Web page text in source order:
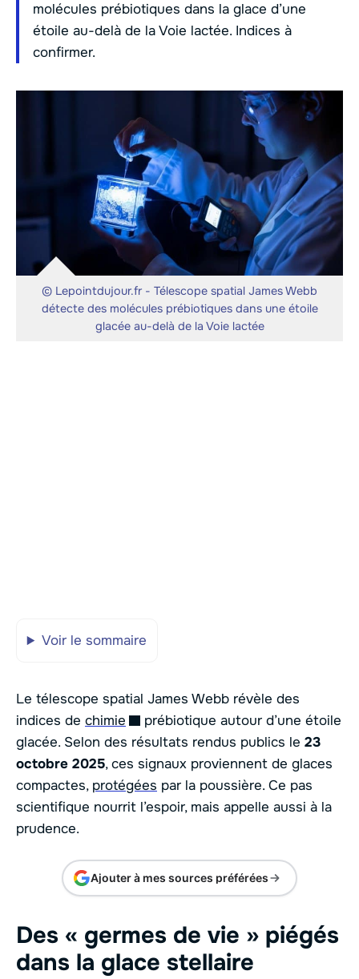
molécules prébiotiques dans la glace d’une
étoile au-delà de la Voie lactée. Indices à
confirmer.
© Lepointdujour.fr - Télescope spatial James Webb
détecte des molécules prébiotiques dans une étoile
glacée au-delà de la Voie lactée
Voir le sommaire
Le télescope spatial James Webb révèle des
indices de chimie
prébiotique autour d’une étoile
glacée. Selon des résultats rendus publics le 23
octobre 2025, ces signaux proviennent de glaces
compactes, protégées par la poussière. Ce pas
scientifique nourrit l’espoir, mais appelle aussi à la
prudence.
Ajouter à mes sources préférées
Des « germes de vie » piégés
dans la glace stellaire